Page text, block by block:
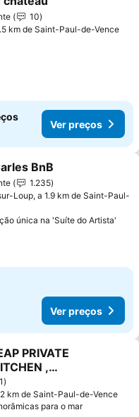
aos favoritos
10
km de Saint-Paul-de-Vence
Ver preços
aos favoritos
BnB
1.235
Loup, a 1.9 km de Saint-Paul-
única na 'Suíte do Artista'
Ver preços
aos favoritos
PRIVATE
,
sea,TRAM
minutes from
station with
km de Saint-Paul-de-Vence
para o marVer